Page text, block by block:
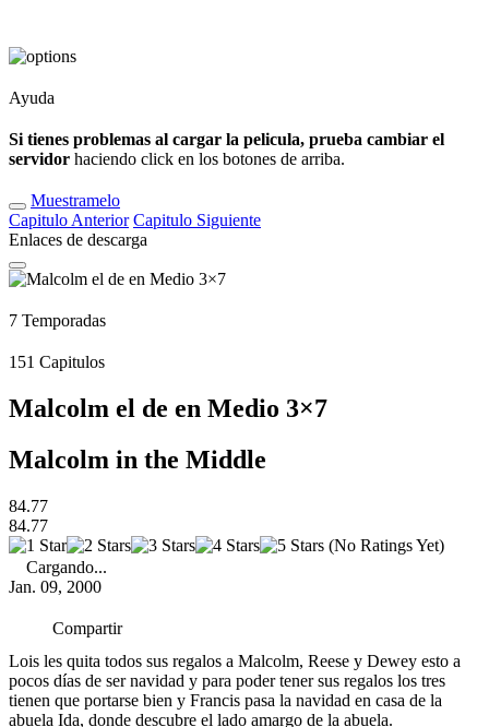
Ayuda
Si tienes problemas al cargar la pelicula, prueba cambiar el
servidor haciendo click en los botones de arriba.
Muestramelo
Capitulo Anterior Capitulo Siguiente
Enlaces de descarga
7 Temporadas
151 Capitulos
Malcolm el de en Medio 3×7
Malcolm in the Middle
84.77
84.77
(No Ratings Yet)
Cargando...
Jan. 09, 2000
Compartir
Lois les quita todos sus regalos a Malcolm, Reese y Dewey esto a
pocos días de ser navidad y para poder tener sus regalos los tres
tienen que portarse bien y Francis pasa la navidad en casa de la
abuela Ida, donde descubre el lado amargo de la abuela.